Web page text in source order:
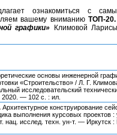
ознакомиться с
вашему вниманиюТОП-20.
графики»
Климовой
основы инженерной
«Строительство» / Л. Г.
исследовательский
— 102 с. : ил.
Архитектурное конструирование
выполнения курсовых проектов
нац. исслед. техн. ун-т. —